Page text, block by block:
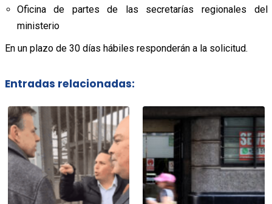
Oficina de partes de las secretarías regionales del
ministerio
En un plazo de 30 días hábiles responderán a la solicitud.
Entradas relacionadas: